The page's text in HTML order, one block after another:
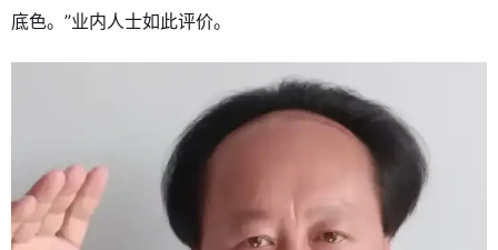
底色。”业内人士如此评价。